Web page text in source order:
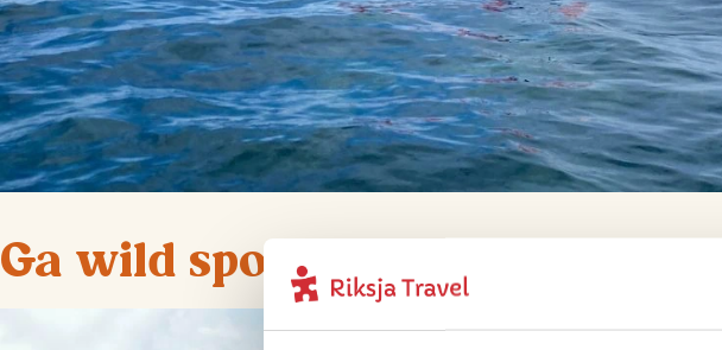
Ga wild spotten met een